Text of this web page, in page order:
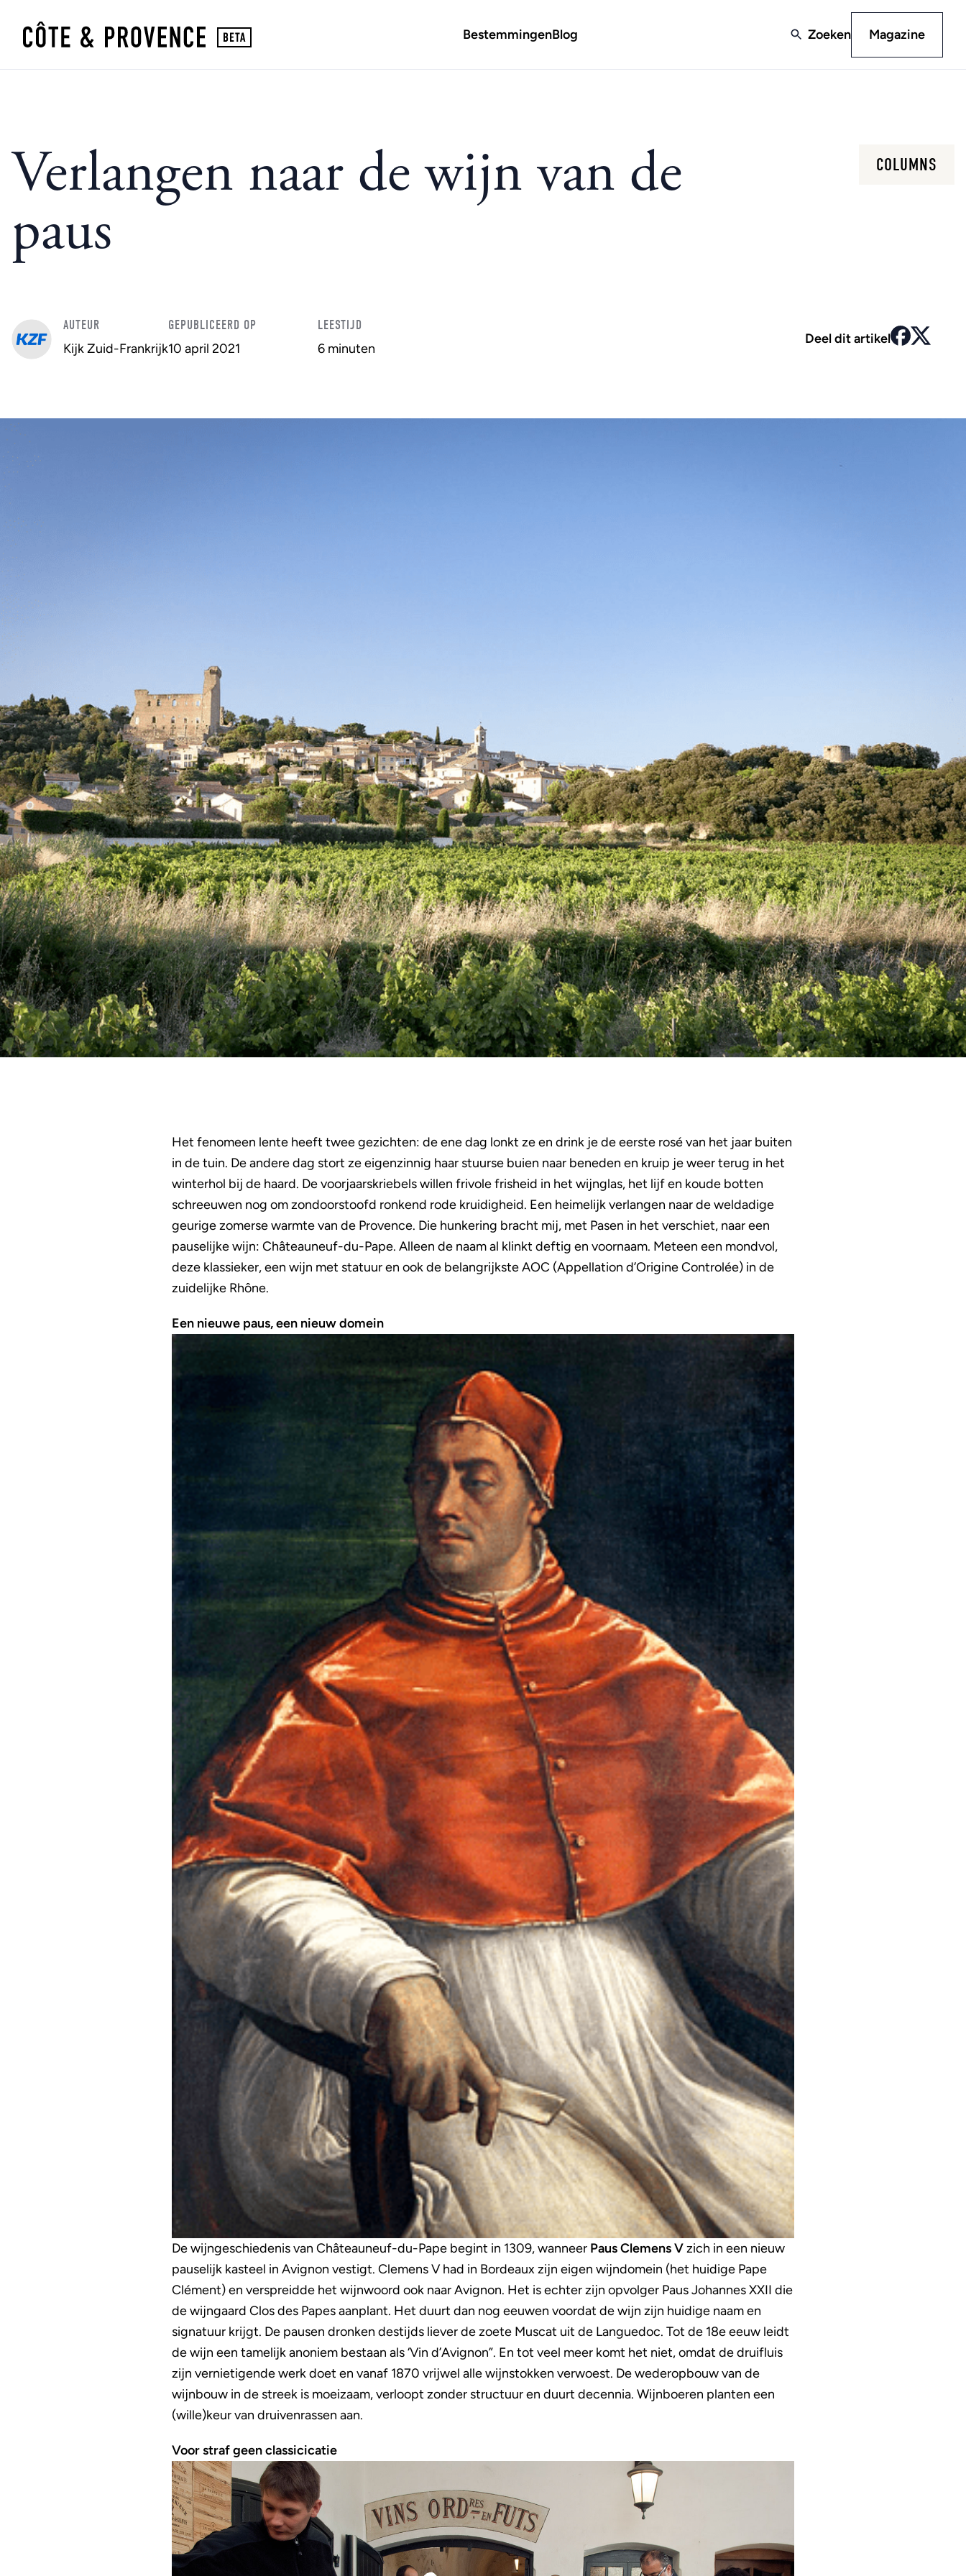
BestemmingenBlog Zoeken Magazine
Verlangen naar de wijn van de
paus
COLUMNS
AUTEUR
Kijk Zuid-Frankrijk
GEPUBLICEERD OP
10 april 2021
LEESTIJD
6 minuten
Deel dit artikel
Het fenomeen lente heeft twee gezichten: de ene dag lonkt ze en drink je de eerste rosé van het jaar buiten
in de tuin. De andere dag stort ze eigenzinnig haar stuurse buien naar beneden en kruip je weer terug in het
winterhol bij de haard. De voorjaarskriebels willen frivole frisheid in het wijnglas, het lijf en koude botten
schreeuwen nog om zondoorstoofd ronkend rode kruidigheid. Een heimelijk verlangen naar de weldadige
geurige zomerse warmte van de Provence. Die hunkering bracht mij, met Pasen in het verschiet, naar een
pauselijke wijn: Châteauneuf-du-Pape. Alleen de naam al klinkt deftig en voornaam. Meteen een mondvol,
deze klassieker, een wijn met statuur en ook de belangrijkste AOC (Appellation d’Origine Controlée) in de
zuidelijke Rhône.
Een nieuwe paus, een nieuw domein
De wijngeschiedenis van Châteauneuf-du-Pape begint in 1309, wanneer Paus Clemens Vzich in een nieuw
pauselijk kasteel in Avignon vestigt. Clemens V had in Bordeaux zijn eigen wijndomein (het huidige Pape
Clément) en verspreidde het wijnwoord ook naar Avignon. Het is echter zijn opvolger Paus Johannes XXII die
de wijngaard Clos des Papes aanplant. Het duurt dan nog eeuwen voordat de wijn zijn huidige naam en
signatuur krijgt. De pausen dronken destijds liever de zoete Muscat uit de Languedoc. Tot de 18e eeuw leidt
de wijn een tamelijk anoniem bestaan als ‘Vin d’Avignon”. En tot veel meer komt het niet, omdat de druifluis
zijn vernietigende werk doet en vanaf 1870 vrijwel alle wijnstokken verwoest. De wederopbouw van de
wijnbouw in de streek is moeizaam, verloopt zonder structuur en duurt decennia. Wijnboeren planten een
(wille)keur van druivenrassen aan.
Voor straf geen classicicatie